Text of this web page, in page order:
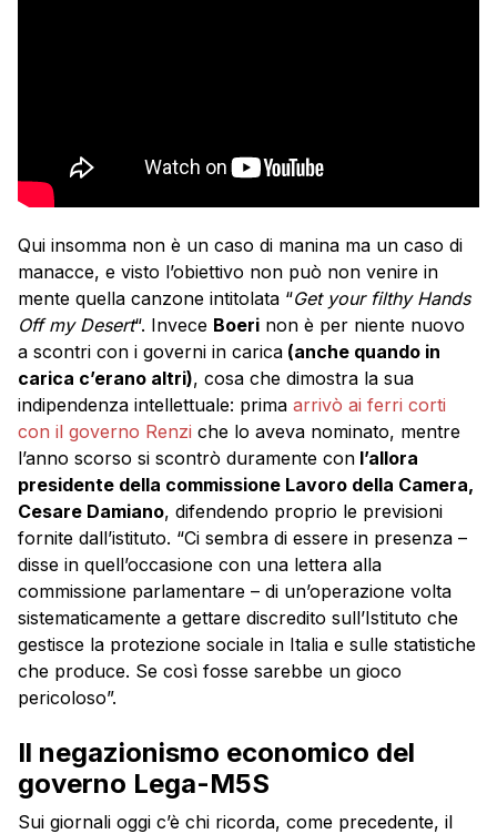
Qui insomma non è un caso di manina ma un caso di
manacce, e visto l’obiettivo non può non venire in
mente quella canzone intitolata “Get your filthy Hands
Off my Desert“. Invece Boeri non è per niente nuovo
a scontri con i governi in carica (anche quando in
carica c’erano altri), cosa che dimostra la sua
indipendenza intellettuale: prima arrivò ai ferri corti
con il governo Renzi che lo aveva nominato, mentre
l’anno scorso si scontrò duramente con l’allora
presidente della commissione Lavoro della Camera,
Cesare Damiano, difendendo proprio le previsioni
fornite dall’istituto. “Ci sembra di essere in presenza –
disse in quell’occasione con una lettera alla
commissione parlamentare – di un’operazione volta
sistematicamente a gettare discredito sull’Istituto che
gestisce la protezione sociale in Italia e sulle statistiche
che produce. Se così fosse sarebbe un gioco
pericoloso”.
Il negazionismo economico del
governo Lega-M5S
Sui giornali oggi c’è chi ricorda, come precedente, il